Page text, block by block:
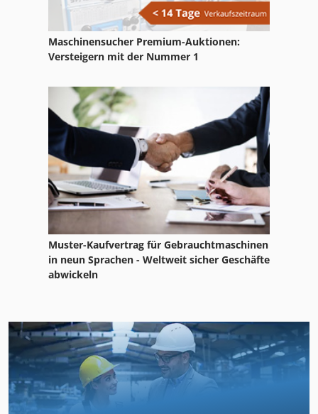
Maschinensucher Premium-Auktionen:
Versteigern mit der Nummer 1
Muster-Kaufvertrag für Gebrauchtmaschinen
in neun Sprachen - Weltweit sicher Geschäfte
abwickeln